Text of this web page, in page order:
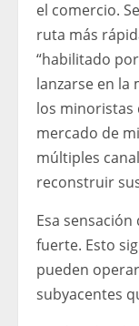
el comercio.
ruta más
“habilitado
lanzarse en
los minoristas
mercado de
múltiples
reconstruir
Esa
fuerte. Esto
pueden
subyacentes